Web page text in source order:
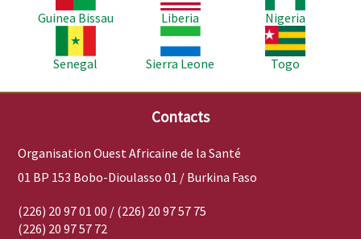
Guinea Bissau
Liberia
Nigeria
Senegal
Image
Sierra Leone
Image
Togo
Contacts
Organisation Ouest Africaine de la Santé
01 BP 153 Bobo-Dioulasso 01 / Burkina Faso
(226) 20 97 01 00 / (226) 20 97 57 75
(226) 20 97 57 72